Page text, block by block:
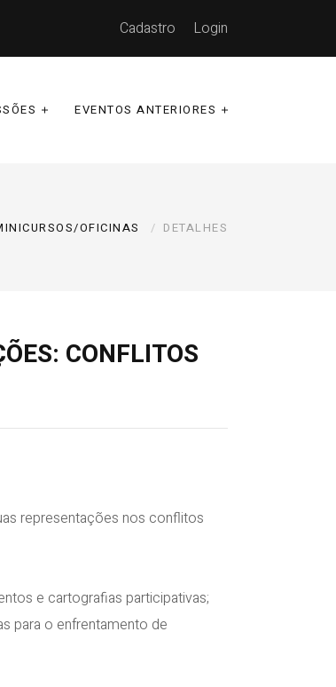
Cadastro Login
EVENTOS ANTERIORES
OFICINAS DETALHES
CONFLITOS
representações nos conflitos
e cartografias participativas;
para o enfrentamento de